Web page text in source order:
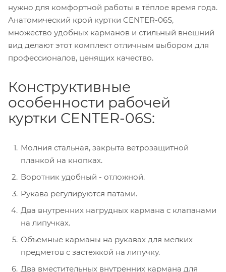
нужно для комфортной работы в тёплое время года.
Анатомический крой куртки CENTER-06S,
множество удобных карманов и стильный внешний
вид делают этот комплект отличным выбором для
профессионалов, ценящих качество.
Конструктивные
особенности рабочей
куртки CENTER-06S:
Молния стальная, закрыта ветрозащитной
планкой на кнопках.
Воротник удобный - отложной.
Рукава регулируются патами.
Два внутренних нагрудных кармана с клапанами
на липучках.
Объемные карманы на рукавах для мелких
предметов с застежкой на липучку.
Два вместительных внутренних кармана для